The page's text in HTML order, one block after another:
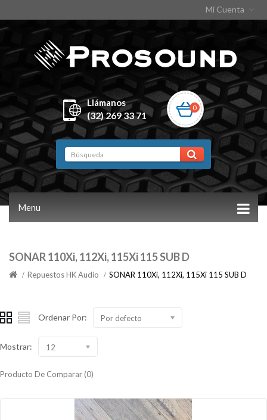
Mi Cuenta
Llámanos
(32) 269 33 71
0
Menu
SONAR 110Xi, 112Xi, 115Xi 115 SUB D
Repuestos HK Audio SONAR 110Xi, 112Xi, 115Xi 115 SUB D
Ordenar Por: Por defecto
Mostrar: 12
Producto De Comparar (0)